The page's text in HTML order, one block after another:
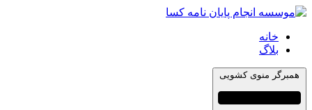
خانه
بلاگ
همبرگر منوی کشویی